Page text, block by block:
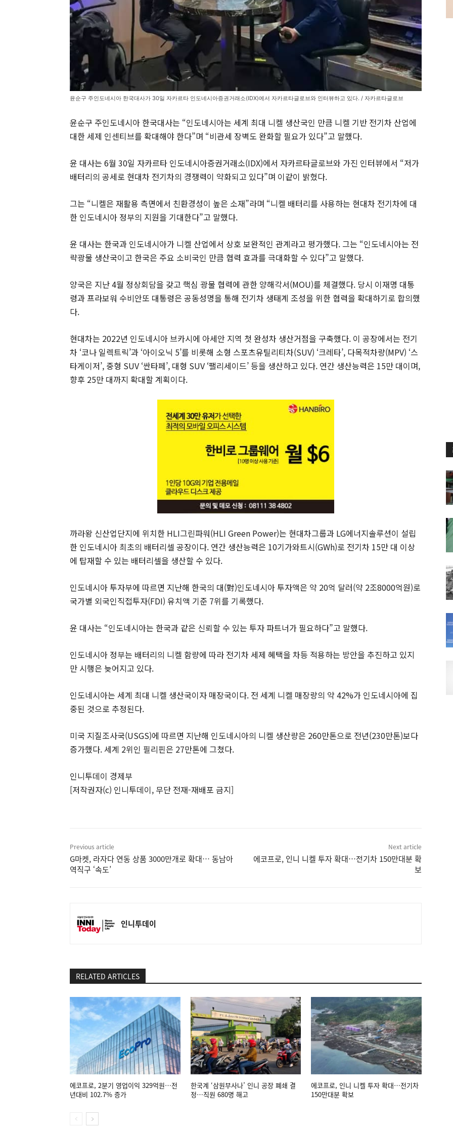
윤순구 주인도네시아 한국대사가 30일 자카르타 인도네시아증권거래소(IDX)에서 자카르타글로브와 인터뷰하고 있다. / 자카르타글로브
윤순구 주인도네시아 한국대사는 “인도네시아는 세계 최대 니켈 생산국인 만큼 니켈 기반 전기차 산업에
대한 세제 인센티브를 확대해야 한다”며 “비관세 장벽도 완화할 필요가 있다”고 말했다.
윤 대사는 6월 30일 자카르타 인도네시아증권거래소(IDX)에서 자카르타글로브와 가진 인터뷰에서 “저가
배터리의 공세로 현대차 전기차의 경쟁력이 약화되고 있다”며 이같이 밝혔다.
그는 “니켈은 재활용 측면에서 친환경성이 높은 소재”라며 “니켈 배터리를 사용하는 현대차 전기차에 대
한 인도네시아 정부의 지원을 기대한다”고 말했다.
윤 대사는 한국과 인도네시아가 니켈 산업에서 상호 보완적인 관계라고 평가했다. 그는 “인도네시아는 전
략광물 생산국이고 한국은 주요 소비국인 만큼 협력 효과를 극대화할 수 있다”고 말했다.
양국은 지난 4월 정상회담을 갖고 핵심 광물 협력에 관한 양해각서(MOU)를 체결했다. 당시 이재명 대통
령과 프라보워 수비안또 대통령은 공동성명을 통해 전기차 생태계 조성을 위한 협력을 확대하기로 합의했
다.
현대차는 2022년 인도네시아 브카시에 아세안 지역 첫 완성차 생산거점을 구축했다. 이 공장에서는 전기
차 ‘코나 일렉트릭’과 ‘아이오닉 5’를 비롯해 소형 스포츠유틸리티차(SUV) ‘크레타’, 다목적차량(MPV) ‘스
타게이저’, 중형 SUV ‘싼타페’, 대형 SUV ‘팰리세이드’ 등을 생산하고 있다. 연간 생산능력은 15만 대이며,
향후 25만 대까지 확대할 계획이다.
까라왕 신산업단지에 위치한 HLI그린파워(HLI Green Power)는 현대차그룹과 LG에너지솔루션이 설립
한 인도네시아 최초의 배터리셀 공장이다. 연간 생산능력은 10기가와트시(GWh)로 전기차 15만 대 이상
에 탑재할 수 있는 배터리셀을 생산할 수 있다.
인도네시아 투자부에 따르면 지난해 한국의 대(對)인도네시아 투자액은 약 20억 달러(약 2조8000억원)로
국가별 외국인직접투자(FDI) 유치액 기준 7위를 기록했다.
윤 대사는 “인도네시아는 한국과 같은 신뢰할 수 있는 투자 파트너가 필요하다”고 말했다.
인도네시아 정부는 배터리의 니켈 함량에 따라 전기차 세제 혜택을 차등 적용하는 방안을 추진하고 있지
만 시행은 늦어지고 있다.
인도네시아는 세계 최대 니켈 생산국이자 매장국이다. 전 세계 니켈 매장량의 약 42%가 인도네시아에 집
중된 것으로 추정된다.
미국 지질조사국(USGS)에 따르면 지난해 인도네시아의 니켈 생산량은 260만톤으로 전년(230만톤)보다
증가했다. 세계 2위인 필리핀은 27만톤에 그쳤다.
인니투데이 경제부
[저작권자(c) 인니투데이, 무단 전재-재배포 금지]
Previous article
G마켓, 라자다 연동 상품 3000만개로 확대… 동남아
역직구 ‘속도’
Next article
에코프로, 인니 니켈 투자 확대…전기차 150만대분 확
보
인니투데이
RELATED ARTICLES
에코프로, 2분기 영업이익 329억원…전
년대비 102.7% 증가
한국계 ‘삼원부사나’ 인니 공장 폐쇄 결
정…직원 680명 해고
에코프로, 인니 니켈 투자 확대…전기차
150만대분 확보